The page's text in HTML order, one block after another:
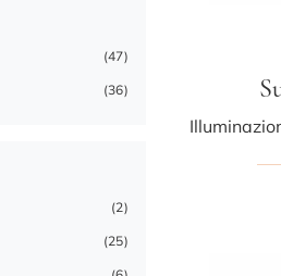
47
36
2
25